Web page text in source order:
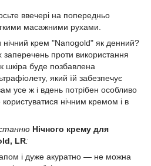
ввечері на попередньо
масажними рухами.
крем "Nanogold" як денний?
проти використання
шкіра буде позбавлена
який їй забезпечує
усе ж і вдень потрібен особливо
нічним кремом і в
Нічного крему для
LR:
і дуже акуратно — не можна